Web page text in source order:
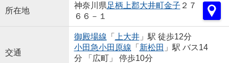
所在地
神奈川県足柄上郡大井町金子 ２７
６６－１
交通
御殿場線 「 上大井」駅 徒歩12分
小田急小田原線 「 新松田 」駅 バス14
分 「広町」 停歩10分